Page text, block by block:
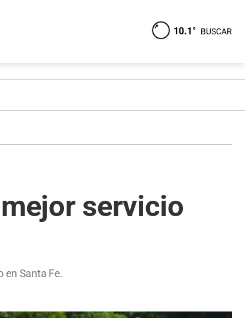
10.1° BUSCAR
servicio
en Santa Fe.